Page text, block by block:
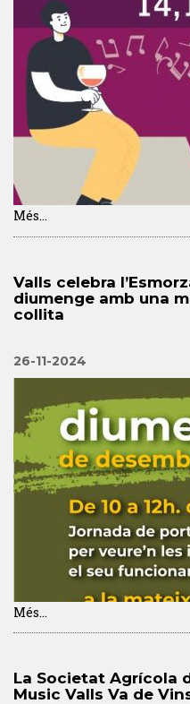
Més...
Valls celebra
diumenge amb una
collita
26-11-2024
Més...
La Societat Agrícola
Music Valls Va de